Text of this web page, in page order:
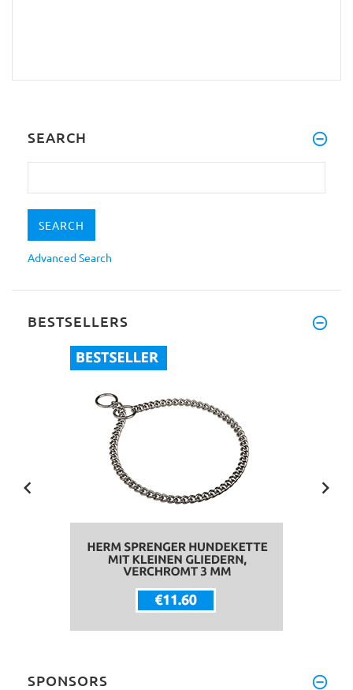
SEARCH
Advanced Search
BESTSELLERS
SPONSORS